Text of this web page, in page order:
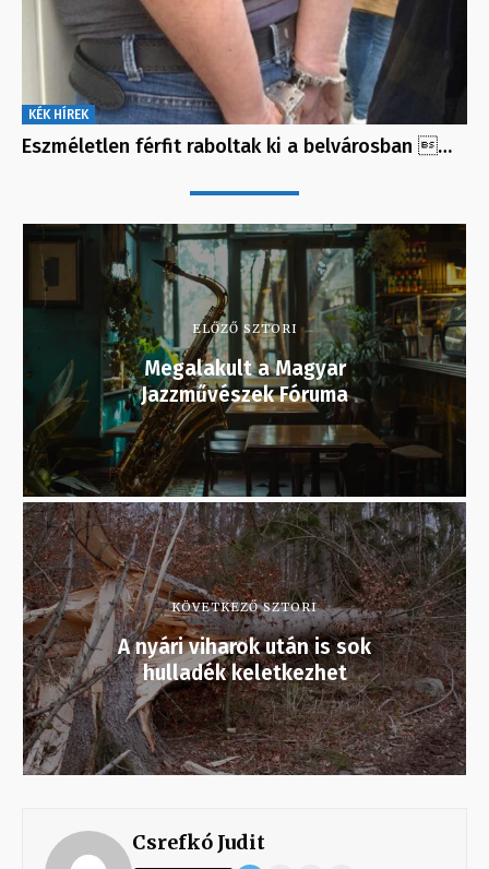
KÉK HÍREK
Eszméletlen férfit raboltak ki a belvárosban …
ELŐZŐ SZTORI
Megalakult a Magyar
Jazzművészek Fóruma
KÖVETKEZŐ SZTORI
A nyári viharok után is sok
hulladék keletkezhet
Csrefkó Judit